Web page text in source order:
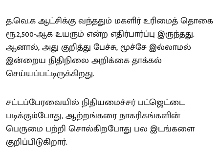
த.வெ.க ஆட்சிக்கு வந்ததும் மகளிர் உரிமைத் தொகை
ரூ.2,500-ஆக உயரும் என்ற எதிர்பார்ப்பு இருந்தது.
ஆனால், அது குறித்து பேச்சு, மூச்சே இல்லாமல்
இன்றைய நிதிநிலை அறிக்கை தாக்கல்
செய்யப்பட்டிருக்கிறது.
சட்டப்பேரவையில் நிதியமைச்சர் பட்ஜெட்டை
படிக்கும்போது, ஆற்றங்கரை நாகரிகங்களின்
பெருமை பற்றி சொல்கிறபோது பல இடங்களை
குறிப்பிடுகிறார்.